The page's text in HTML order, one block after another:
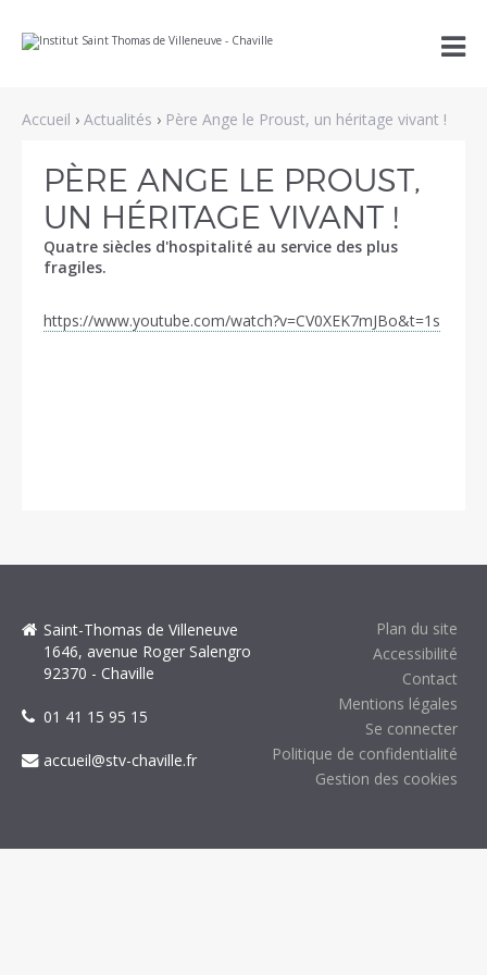
au
la
personnels

Accueil › Actualités › Père Ange le Proust, un héritage vivant !
PÈRE ANGE LE PROUST,
UN HÉRITAGE VIVANT !
Quatre siècles d'hospitalité au service des plus
fragiles.
https://www.youtube.com/watch?v=CV0XEK7mJBo&t=1s
Plan du site
Accessibilité
Contact
Mentions légales
Se connecter
Politique de confidentialité
Gestion des cookies
Saint-Thomas de Villeneuve
1646, avenue Roger Salengro
92370 - Chaville
01 41 15 95 15
accueil@stv-chaville.fr